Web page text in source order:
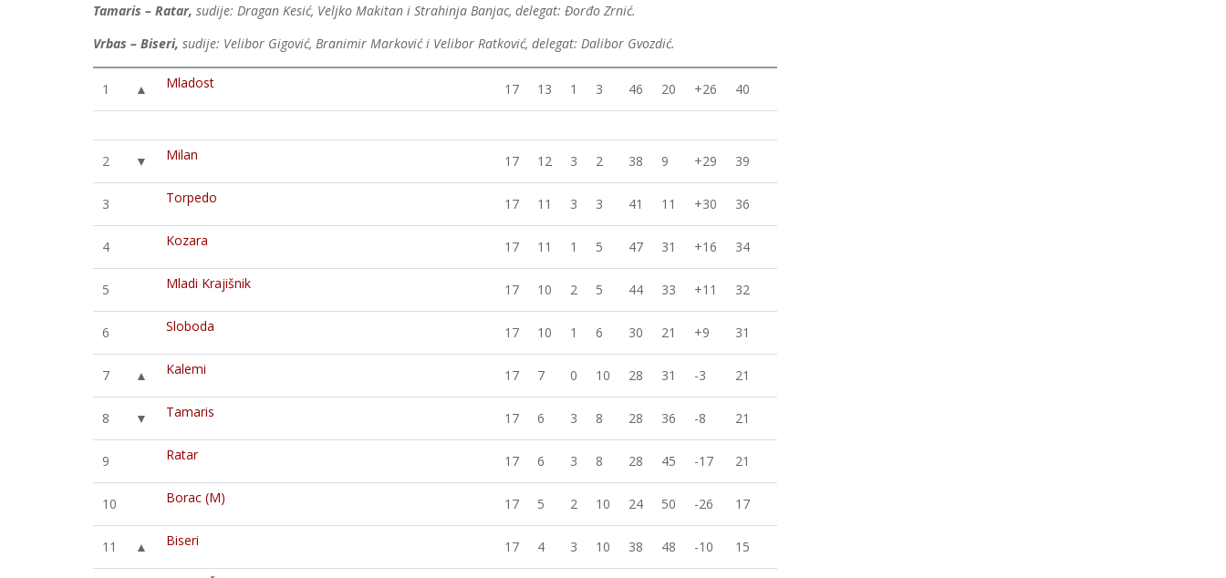
Tamaris – Ratar, sudije: Dragan Kesić, Veljko Makitan i Strahinja Banjac, delegat: Đorđo Zrnić.
Vrbas – Biseri, sudije: Velibor Gigović, Branimir Marković i Velibor Ratković, delegat: Dalibor Gvozdić.
1 ▲ Mladost 17 13 1 3 46 20 +26 40
2 ▼ Milan 17 12 3 2 38 9 +29 39
3 Torpedo 17 11 3 3 41 11 +30 36
4 Kozara 17 11 1 5 47 31 +16 34
5 Mladi Krajišnik 17 10 2 5 44 33 +11 32
6 Sloboda 17 10 1 6 30 21 +9 31
7 ▲ Kalemi 17 7 0 10 28 31 -3 21
8 ▼ Tamaris 17 6 3 8 28 36 -8 21
9 Ratar 17 6 3 8 28 45 -17 21
10 Borac (M) 17 5 2 10 24 50 -26 17
11 ▲ Biseri 17 4 3 10 38 48 -10 15